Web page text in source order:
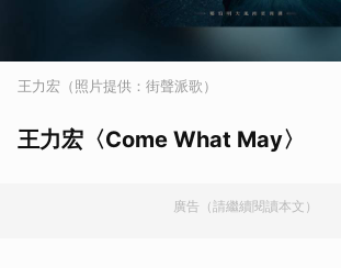
王力宏（照片提供：街聲派歌）
王力宏〈Come What May〉
廣告（請繼續閱讀本文）